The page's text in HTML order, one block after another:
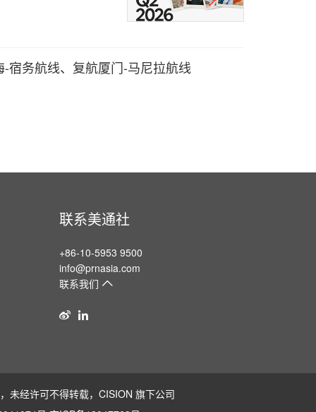
宿务航线、复航厦门-马尼拉航线
联系美通社
+86-10-5953 9500
info@prnasia.com
联系我们
未经许可不得转载，CISION 旗下公司